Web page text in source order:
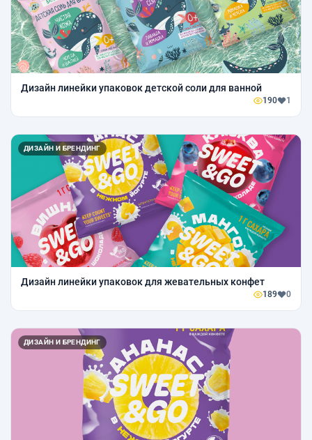
Дизайн линейки упаковок детской соли для ванной
190 1
ДИЗАЙН И БРЕНДИНГ
Дизайн линейки упаковок для жевательных конфет
189 0
ДИЗАЙН И БРЕНДИНГ